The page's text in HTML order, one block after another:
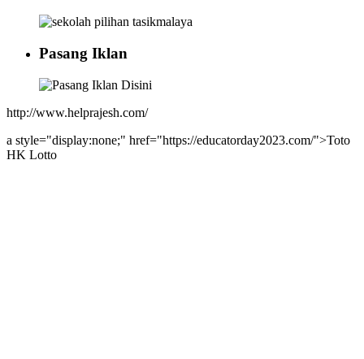
Pasang Iklan
http://www.helprajesh.com/
a style="display:none;" href="https://educatorday2023.com/">Toto
HK Lotto